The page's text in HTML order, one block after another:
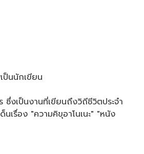
ป็นนักเขียน
งเป็นงานที่เขียนถึงวิถีชีวิตประจำ
เรื่อง "ความคิขุอาโนเนะ" "หนัง